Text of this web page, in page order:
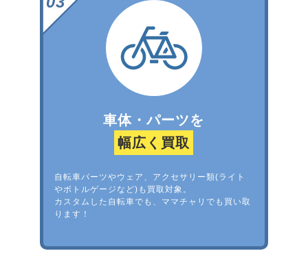
車体・パーツを
幅広く買取
自転車パーツやウェア、アクセサリー類(ライト
やボトルゲージなど)も買取対象。
カスタムした自転車でも、ママチャリでも買い取
ります！